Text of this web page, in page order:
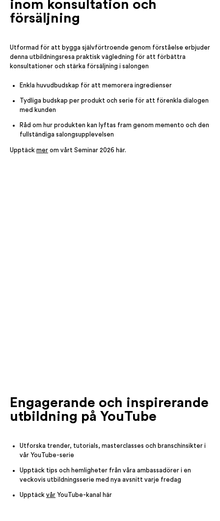
inom konsultation och
försäljning
Utformad för att bygga självförtroende genom förståelse erbjuder
denna utbildningsresa praktisk vägledning för att förbättra
konsultationer och stärka försäljning i salongen
Enkla huvudbudskap för att memorera ingredienser
Tydliga budskap per produkt och serie för att förenkla dialogen
med kunden
Råd om hur produkten kan lyftas fram genom memento och den
fullständiga salongsupplevelsen
Upptäck mer om vårt Seminar 2026 här.
Engagerande och inspirerande
utbildning på YouTube
Utforska trender, tutorials, masterclasses och branschinsikter i
vår YouTube-serie
Upptäck tips och hemligheter från våra ambassadörer i en
veckovis utbildningsserie med nya avsnitt varje fredag
Upptäck vår YouTube-kanal här